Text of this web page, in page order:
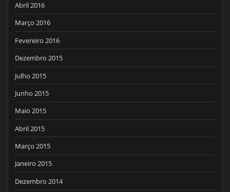
Abril 2016
Março 2016
Fevereiro 2016
Dezembro 2015
Julho 2015
Junho 2015
Maio 2015
Abril 2015
Março 2015
Janeiro 2015
Dezembro 2014